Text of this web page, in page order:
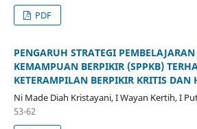
PDF
PENGARUH STRATEGI
KEMAMPUAN BERPIKIR (SPPKB)
KETERAMPILAN BERPIKIR KRITIS DAN
Ni Made Diah Kristayani, I Wayan Kertih, I
53-62